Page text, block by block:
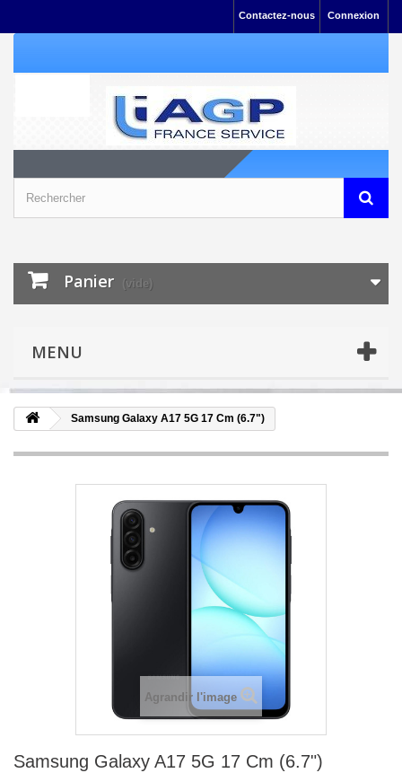
Connexion
Contactez-nous
Panier (vide)
MENU
Samsung Galaxy A17 5G 17 Cm (6.7")
Agrandir l'image
Samsung Galaxy A17 5G 17 Cm (6.7")